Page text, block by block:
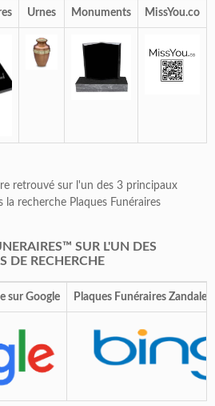
Urnes Monuments MissYou.co
retrouvé sur l'un des 3 principaux
recherche Plaques Funéraires
SUR L'UN DES
DE RECHERCHE
sur Google Plaques Funéraires Zandale